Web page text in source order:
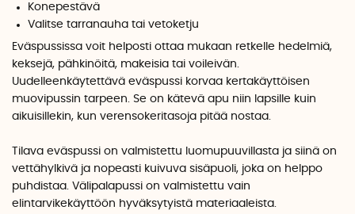
Konepestävä
Valitse tarranauha tai vetoketju
Eväspussissa voit helposti ottaa mukaan retkelle hedelmiä,
keksejä, pähkinöitä, makeisia tai voileivän.
Uudelleenkäytettävä eväspussi korvaa kertakäyttöisen
muovipussin tarpeen. Se on kätevä apu niin lapsille kuin
aikuisillekin, kun verensokeritasoja pitää nostaa.
Tilava eväspussi on valmistettu luomupuuvillasta ja siinä on
vettähylkivä ja nopeasti kuivuva sisäpuoli, joka on helppo
puhdistaa. Välipalapussi on valmistettu vain
elintarvikekäyttöön hyväksytyistä materiaaleista.